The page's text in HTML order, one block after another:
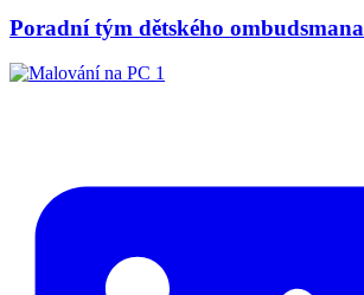
Poradní tým dětského ombudsmana